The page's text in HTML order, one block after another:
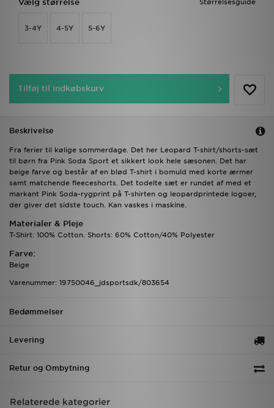
Størrelsesguide
Vælg størrelse
3-4Y 4-5Y 5-6Y
Tilføj til indkøbskurv
Beskrivelse
Fra ferier til kølige sommerdage. Det her Leopard T-shirt/shorts-sæt
til børn fra Pink Soda Sport et sikkert look hele sæsonen. Det har
beige farve og består af en blød T-shirt i bomuld med korte ærmer
samt matchende fleeceshorts. Det todelte sæt er rundet af med et
markant Pink Soda-rygprint på T-shirten og leopardprintede logoer,
der giver det sidste touch. Kan vaskes i maskine.
Materialer & Pleje
T-Shirt: 100% Cotton. Shorts: 60% Cotton/40% Polyester
Farve:
Beige
Varenummer: 19750046_jdsportsdk/803654
Bedømmelser
Levering
Retur og Ombytning
Relaterede kategorier